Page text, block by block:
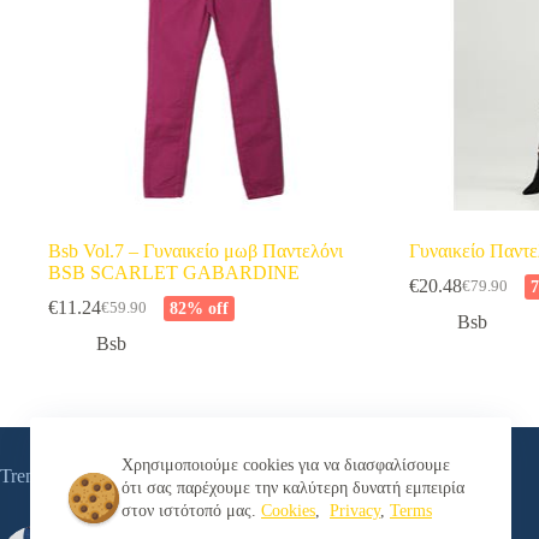
Χρησιμοποιούμε cookies για να διασφαλίσουμε
ότι σας παρέχουμε την καλύτερη δυνατή εμπειρία
στον ιστότοπό μας. Cookies, Privacy, Terms
Bsb Vol.7 – Γυναικείο μωβ Παντελόνι
BSB SCARLET GABARDINE
€59.90
Original
price
€11.24Η
τρέχουσα
82% off
Bsb
Γυναικείο
€79.90
Original
price
€20.48Η
τρέχουσα
Bsb
Trending now